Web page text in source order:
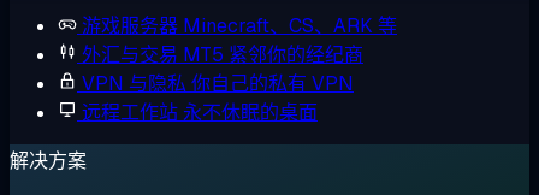
游戏服务器 Minecraft、CS、ARK 等
外汇与交易 MT5 紧邻你的经纪商
VPN 与隐私 你自己的私有 VPN
远程工作站 永不休眠的桌面
解决方案